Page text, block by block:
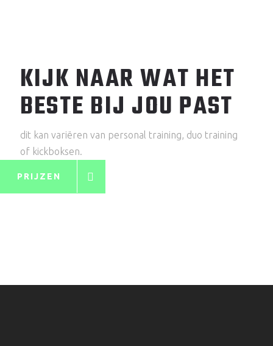
KIJK NAAR WAT HET
BESTE BIJ JOU PAST
dit kan variëren van personal training, duo training
of kickboksen.
PRIJZEN